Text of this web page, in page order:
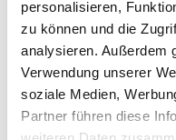
personalisieren,
zu können und die
analysieren. Außerdem
Verwendung unserer
soziale Medien,
Partner führen diese
die Erfolge
kommunizieren zu
Kommunikation
BGM